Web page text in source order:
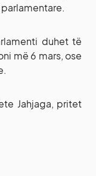
duhet të
më 6 mars, ose
Jahjaga, pritet